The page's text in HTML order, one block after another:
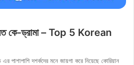
কে-ড্রামা – Top 5 Korean
পাশাপাশি দশর্কদের মনে জায়গা করে নিয়েছে কোরিয়ান